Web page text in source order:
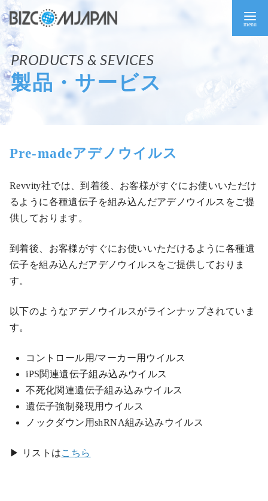
コ
ン
テ
ツ
へ
移
動
製品・サービス
Pre-madeアデノウイルス
Revvity社では、到着後、お客様がすぐにお使いいただけ
るように各種遺伝子を組み込んだアデノウイルスをご提
供しております。
到着後、お客様がすぐにお使いいただけるように各種遺
伝子を組み込んだアデノウイルスをご提供しておりま
す。
以下のようなアデノウイルスがラインナップされていま
す。
コントロール用/マーカー用ウイルス
iPS関連遺伝子組み込みウイルス
不死化関連遺伝子組み込みウイルス
遺伝子強制発現用ウイルス
ノックダウン用shRNA組み込みウイルス
▶ リストはこちら